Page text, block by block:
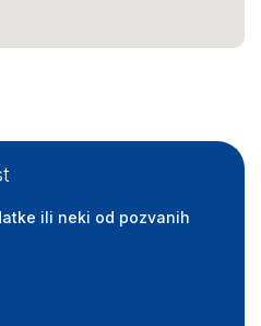
ili neki od pozvanih